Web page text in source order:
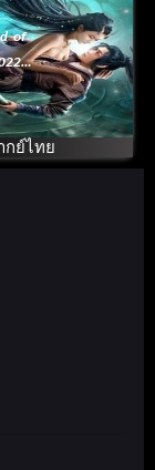
of
ริ่ง
กย์ไทย